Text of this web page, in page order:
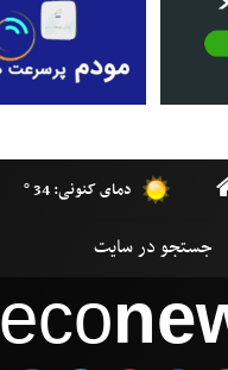
دمای کنونی: 34 °
eco